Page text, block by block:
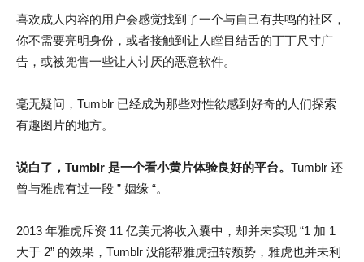
喜欢成人内容的用户会感觉找到了一个与自己有共鸣的社区，
你不需要亮明身份，或者接触到让人瞠目结舌的丁丁尺寸广
告，或被兜售一些让人讨厌的恶意软件。
毫无疑问，Tumblr 已经成为那些对性欲感到好奇的人们探索
有趣图片的地方。
说白了，Tumblr 是一个看小黄片体验良好的平台。 Tumblr 还
曾与雅虎有过一段 ” 姻缘 “。
2013 年雅虎斥资 11 亿美元将收入囊中，却并未实现 “1 加 1
大于 2” 的效果，Tumblr 没能帮雅虎扭转颓势，雅虎也并未利